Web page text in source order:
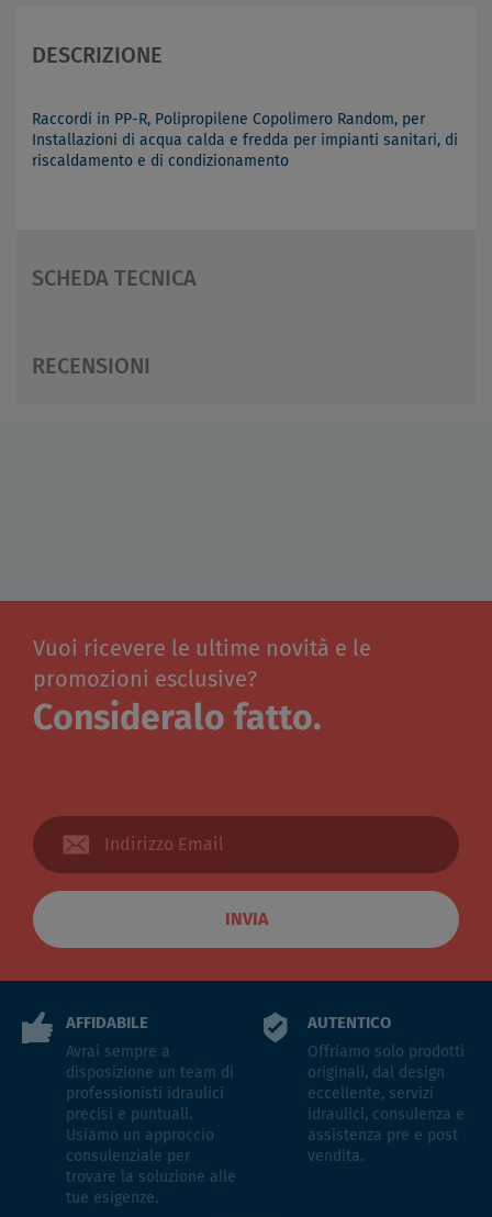
DESCRIZIONE
Raccordi in PP-R, Polipropilene Copolimero Random, per
Installazioni di acqua calda e fredda per impianti sanitari, di
riscaldamento e di condizionamento
SCHEDA TECNICA
RECENSIONI
Vuoi ricevere le ultime novità e le
promozioni esclusive?
Consideralo fatto.
INVIA
AFFIDABILE
Avrai sempre a
disposizione un team di
professionisti idraulici
precisi e puntuali.
Usiamo un approccio
consulenziale per
trovare la soluzione alle
tue esigenze.
AUTENTICO
Offriamo solo prodotti
originali, dal design
eccellente, servizi
idraulici, consulenza e
assistenza pre e post
vendita.